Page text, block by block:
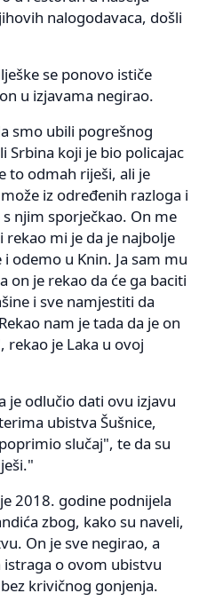
nalogodavaca, došli
se ponovo ističe
u izjavama negirao.
smo ubili pogrešnog
Srbina koji je bio policajac
to odmah riješi, ali je
iz određenih razloga i
s njim sporječkao. On me
mi je da je najbolje
odemo u Knin. Ja sam mu
on je rekao da će ga baciti
i sve namjestiti da
nam je tada da je on
je Laka u ovoj
je odlučio dati ovu izjavu
ubistva Šušnice,
slučaj", te da su
2018. godine podnijela
zbog, kako su naveli,
On je sve negirao, a
o ovom ubistvu
krivičnog gonjenja.